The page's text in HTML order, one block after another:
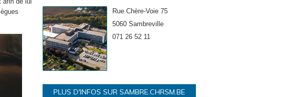
Rue Chère-Voie 75
5060 Sambreville
071 26 52 11
PLUS D'INFOS SUR SAMBRE.CHRSM.BE